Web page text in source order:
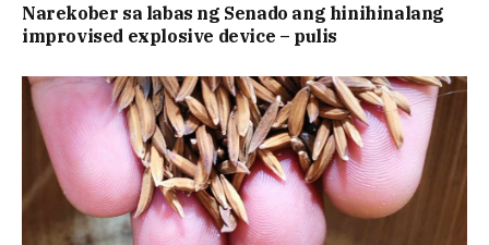
Narekober sa labas ng Senado ang hinihinalang
improvised explosive device – pulis